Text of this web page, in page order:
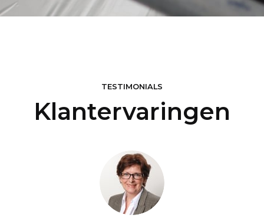
TESTIMONIALS
Klantervaringen